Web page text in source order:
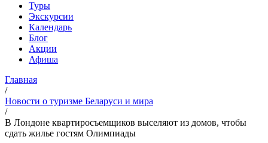
Туры
Экскурсии
Календарь
Блог
Акции
Афиша
Главная
/
Новости о туризме Беларуси и мира
/
В Лондоне квартиросъемщиков выселяют из домов, чтобы
сдать жилье гостям Олимпиады